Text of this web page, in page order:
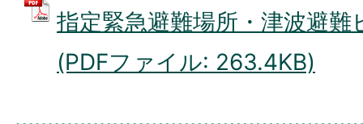
指定緊急避難場所・津波避難
(PDFファイル: 263.4KB)